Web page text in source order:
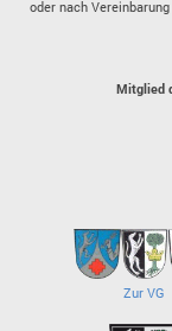
oder nach Vereinbarung
Mitglied
Zur VG